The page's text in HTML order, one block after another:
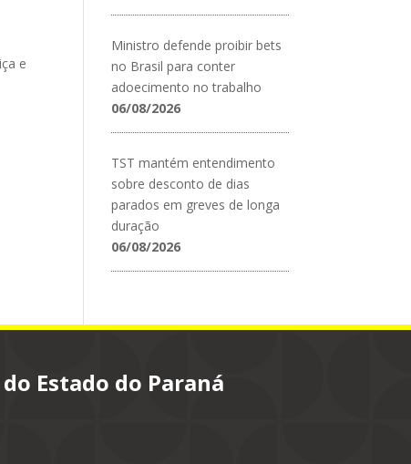
e
Ministro defende proibir bets
no Brasil para conter
adoecimento no trabalho
06/08/2026
TST mantém entendimento
sobre desconto de dias
parados em greves de longa
duração
06/08/2026
Estado do Paraná